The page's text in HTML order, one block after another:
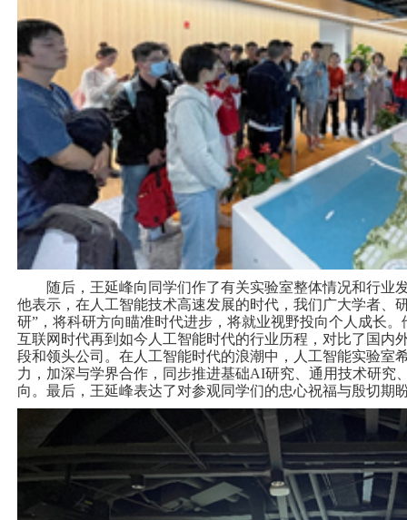
随后，王延峰向同学们作了有关实验室整体情况和行业
他表示，在人工智能技术高速发展的时代，我们广大学者、
研”，将科研方向瞄准时代进步，将就业视野投向个人成长
互联网时代再到如今人工智能时代的行业历程，对比了国内
段和领头公司。在人工智能时代的浪潮中，人工智能实验室
力，加深与学界合作，同步推进基础AI研究、通用技术研究
向。最后，王延峰表达了对参观同学们的忠心祝福与殷切期